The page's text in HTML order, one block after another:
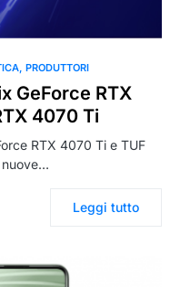
PRODUTTORI
GeForce RTX
4070 Ti
RTX 4070 Ti e TUF
nuove…
Leggi tutto